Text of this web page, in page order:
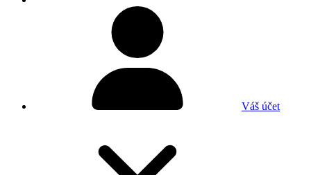
Váš účet